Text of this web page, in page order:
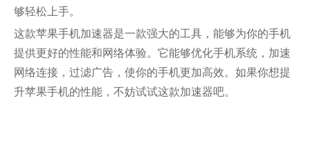
够轻松上手。
这款苹果手机加速器是一款强大的工具，能够为你的手机
提供更好的性能和网络体验。它能够优化手机系统，加速
网络连接，过滤广告，使你的手机更加高效。如果你想提
升苹果手机的性能，不妨试试这款加速器吧。